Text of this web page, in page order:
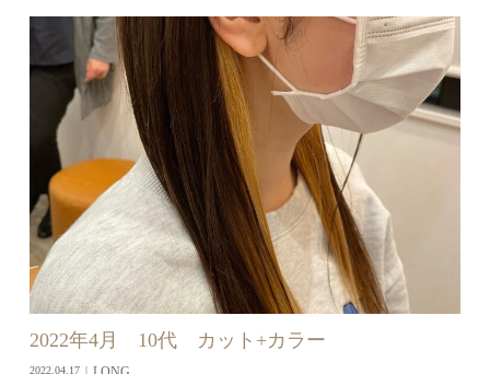
2022年4月 10代 カット+カラー
2022.04.17